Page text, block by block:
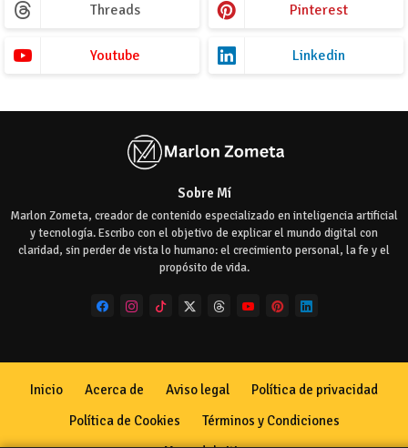
Threads Pinterest
Youtube Linkedin
Sobre Mí
Marlon Zometa, creador de contenido especializado en inteligencia artificial
y tecnología. Escribo con el objetivo de explicar el mundo digital con
claridad, sin perder de vista lo humano: el crecimiento personal, la fe y el
propósito de vida.
Inicio Acerca de Aviso legal
Política de privacidad
Política de Cookies
Términos y Condiciones